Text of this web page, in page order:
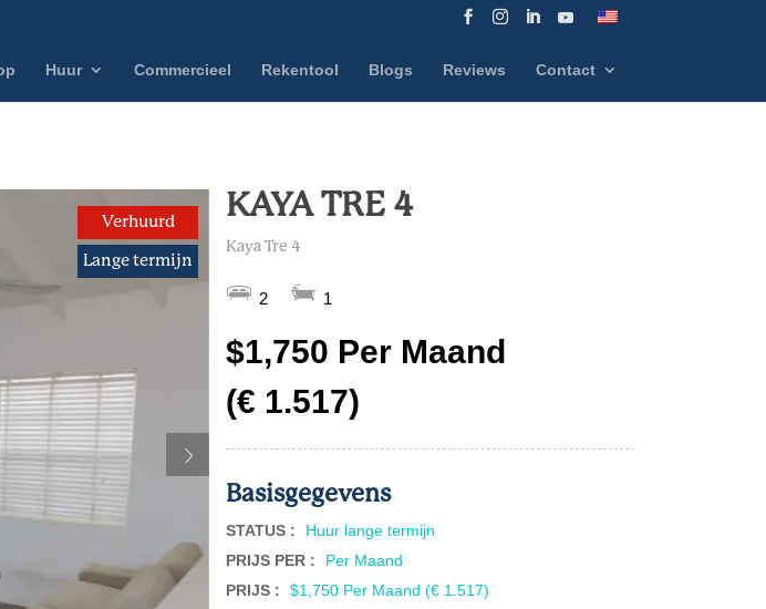
Huur Commercieel Rekentool Blogs Reviews Contact
Verhuurd
Lange termijn
KAYA TRE 4
Kaya Tre 4
2 1
$1,750 Per Maand
(€ 1.517)
Basisgegevens
STATUS :
Huur lange termijn
PRIJS PER :
Per Maand
PRIJS :
$1,750 Per Maand (€ 1.517)